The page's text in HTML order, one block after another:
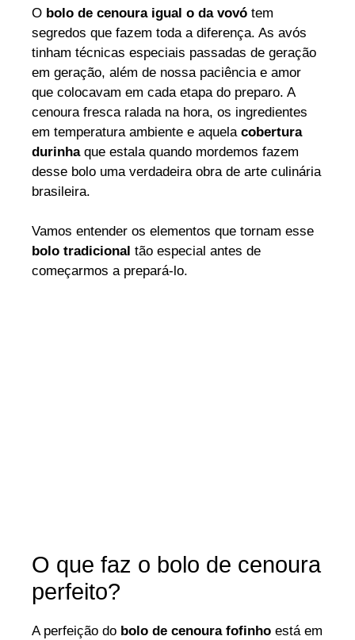
O bolo de cenoura igual o da vovó tem
segredos que fazem toda a diferença. As avós
tinham técnicas especiais passadas de geração
em geração, além de nossa paciência e amor
que colocavam em cada etapa do preparo. A
cenoura fresca ralada na hora, os ingredientes
em temperatura ambiente e aquela cobertura
durinhaque estala quando mordemos fazem
desse bolo uma verdadeira obra de arte culinária
brasileira.
Vamos entender os elementos que tornam esse
bolo tradicional tão especial antes de
começarmos a prepará-lo.
O que faz o bolo de cenoura
perfeito?
A perfeição do bolo de cenoura fofinho está em